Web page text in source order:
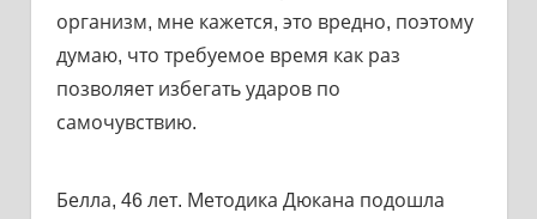
организм, мне кажется, это вредно, поэтому
думаю, что требуемое время как раз
позволяет избегать ударов по
самочувствию.
Белла, 46 лет. Методика Дюкана подошла